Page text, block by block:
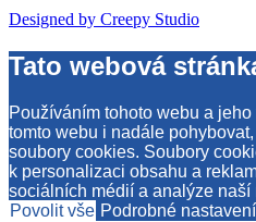
Designed by Creepy Studio
Tato webová
Používáním tohoto webu a
tomto webu i nadále
soubory cookies. Soubory
k personalizaci obsahu a
sociálních médií a analýze naší
Povolit vše Podrobné nastavení